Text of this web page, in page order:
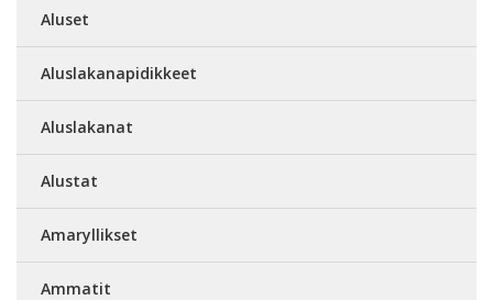
Aluset
Aluslakanapidikkeet
Aluslakanat
Alustat
Amaryllikset
Ammatit